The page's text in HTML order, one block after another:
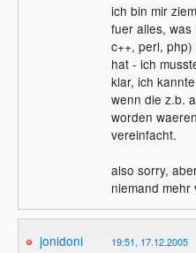
ich bin mir
fuer alles,
c++, perl,
hat - ich
klar, ich
wenn die z.b.
worden
vereinfacht.
also sorry,
niemand
jonidoni
19:51, 17.12.2005